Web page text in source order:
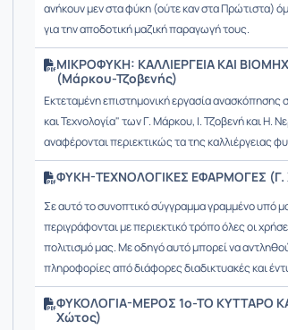
ανήκουν μεν στα φύκη (ούτε καν στα Πρώτιστα)
για την αποδοτική μαζική παραγωγή τους.
ΜΙΚΡΟΦΥΚΗ: ΚΑΛΛΙΕΡΓΕΙΑ ΚΑΙ
(Μάρκου-Τζοβενής)
Εκτεταμένη επιστημονική εργασία ανασκόπησης
και Τεχνολογία" των Γ. Μάρκου, Ι. Τζοβενή και Η.
αναφέρονται περιεκτικώς τα της καλλιέργειας
ΦΥΚΗ-ΤΕΧΝΟΛΟΓΙΚΕΣ ΕΦΑΡΜΟΓΕΣ (Γ.
Σε αυτό το συνοπτικό σύγγραμμα γραμμένο υπό
περιγράφονται με περιεκτικό τρόπο όλες οι
πολιτισμό μας. Με οδηγό αυτό μπορεί να
πληροφορίες από διάφορες διαδικτυακές και
ΦΥΚΟΛΟΓΙΑ-ΜΕΡΟΣ 1ο-ΤΟ ΚΥΤΤΑΡΟ
Χώτος)